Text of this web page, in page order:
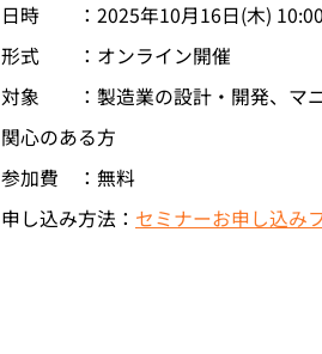
日時 ：2025年10月16日(木)
形式 ：オンライン開催
対象 ：製造業の設計・開発、マニ
関心のある方
参加費 ：無料
申し込み方法： セミナーお申し込み